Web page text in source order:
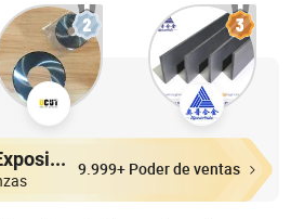
Los más vendidos Expositores 9.999+ Poder de ventas